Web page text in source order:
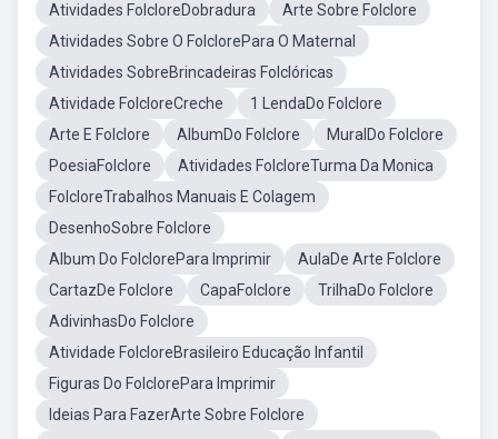
Atividades FolcloreDobradura
Arte Sobre Folclore
Atividades Sobre O FolclorePara O Maternal
Atividades SobreBrincadeiras Folclóricas
Atividade FolcloreCreche
1 LendaDo Folclore
Arte E Folclore
AlbumDo Folclore
MuralDo Folclore
PoesiaFolclore
Atividades FolcloreTurma Da Monica
FolcloreTrabalhos Manuais E Colagem
DesenhoSobre Folclore
Album Do FolclorePara Imprimir
AulaDe Arte Folclore
CartazDe Folclore
CapaFolclore
TrilhaDo Folclore
AdivinhasDo Folclore
Atividade FolcloreBrasileiro Educação Infantil
Figuras Do FolclorePara Imprimir
Ideias Para FazerArte Sobre Folclore